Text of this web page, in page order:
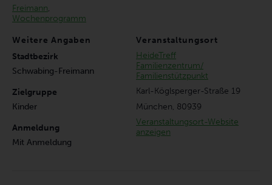
Freimann,
Wochenprogramm
Veranstaltungsort
HeideTreff
Familienzentrum/
Familienstützpunkt
Karl-Köglsperger-Straße 19
München, 80939
Veranstaltungsort-Website
anzeigen
Weitere Angaben
Stadtbezirk
Schwabing-Freimann
Zielgruppe
Kinder
Anmeldung
Mit Anmeldung